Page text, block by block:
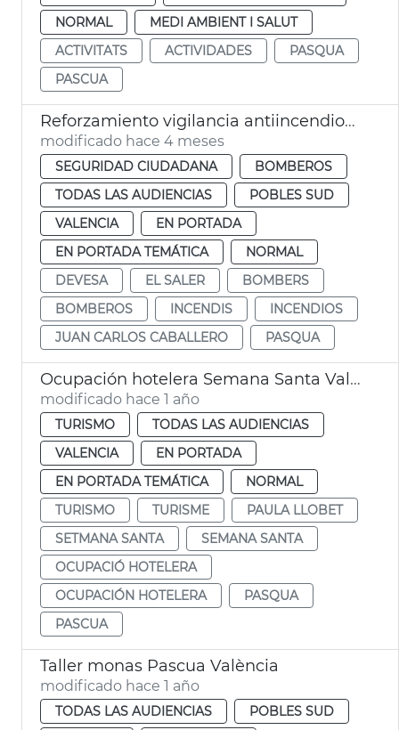
NORMAL
MEDI AMBIENT I SALUT
ACTIVITATS
ACTIVIDADES
PASQUA
PASCUA
Reforzamiento vigilancia antiincendios Devesa València
modificado hace 4 meses
SEGURIDAD CIUDADANA
BOMBEROS
TODAS LAS AUDIENCIAS
POBLES SUD
VALENCIA
EN PORTADA
EN PORTADA TEMÁTICA
NORMAL
DEVESA
EL SALER
BOMBERS
BOMBEROS
INCENDIS
INCENDIOS
JUAN CARLOS CABALLERO
PASQUA
Ocupación hotelera Semana Santa València
modificado hace 1 año
TURISMO
TODAS LAS AUDIENCIAS
VALENCIA
EN PORTADA
EN PORTADA TEMÁTICA
NORMAL
TURISMO
TURISME
PAULA LLOBET
SETMANA SANTA
SEMANA SANTA
OCUPACIÓ HOTELERA
OCUPACIÓN HOTELERA
PASQUA
PASCUA
Taller monas Pascua València
modificado hace 1 año
TODAS LAS AUDIENCIAS
POBLES SUD